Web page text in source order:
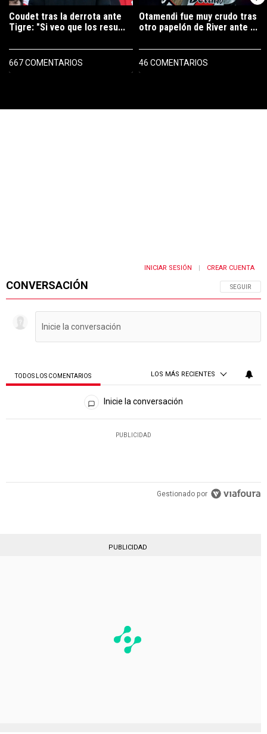
Coudet tras la derrota ante
Tigre: "Si veo que los resu...
667 COMENTARIOS
Otamendi fue muy crudo tras
otro papelón de River ante ...
46 COMENTARIOS
CONVERSACIÓN SIGA ESTA
SEGUIR
INICIAR SESIÓN CREAR CUENTA
TODOS LOS COMENTARIOS LOS MÁS RECIENTES
Todos los comentarios
Inicie la conversación
PUBLICIDAD
Gestionado por
PUBLICIDAD